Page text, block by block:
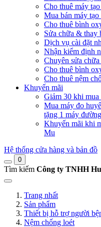
Cho thuê máy
Mua bán máy
Cho thuê bình
Sửa chữa & thay
Dịch vụ cài đặt
Nhận kiểm định
Chuyên sửa
Cho thuê bình
Cho thuê nệm
Khuyến mãi
Giảm 30 khi
Mua máy đo
tặng 1 máy đường
Khuyến mãi khi
Mu
Hệ thống cửa hàng và bản đồ
0
Tìm kiếm Công ty TNHH
Trang nhất
Sản phẩm
Thiết bị hỗ trợ người
Nệm chống loét